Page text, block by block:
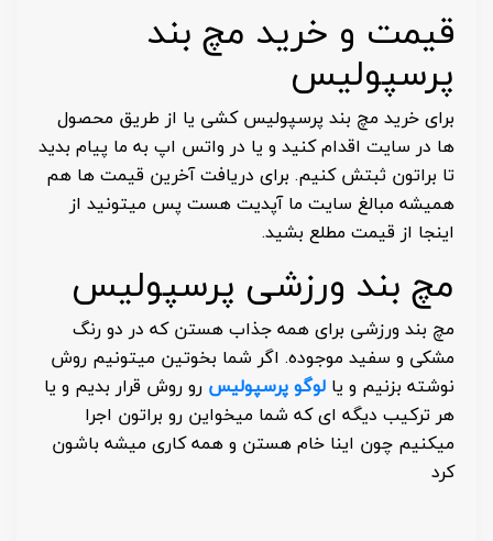
قیمت و خرید مچ بند
پرسپولیس
برای خرید مچ بند پرسپولیس کشی یا از طریق محصول
ها در سایت اقدام کنید و یا در واتس اپ به ما پیام بدید
تا براتون ثبتش کنیم. برای دریافت آخرین قیمت ها هم
همیشه مبالغ سایت ما آپدیت هست پس میتونید از
اینجا از قیمت مطلع بشید.
مچ بند ورزشی پرسپولیس
مچ بند ورزشی برای همه جذاب هستن که در دو رنگ
مشکی و سفید موجوده. اگر شما بخوتین میتونیم روش
نوشته بزنیم و یا لوگو پرسپولیس رو روش قرار بدیم و یا
هر ترکیب دیگه ای که شما میخواین رو براتون اجرا
میکنیم چون اینا خام هستن و همه کاری میشه باشون
کرد